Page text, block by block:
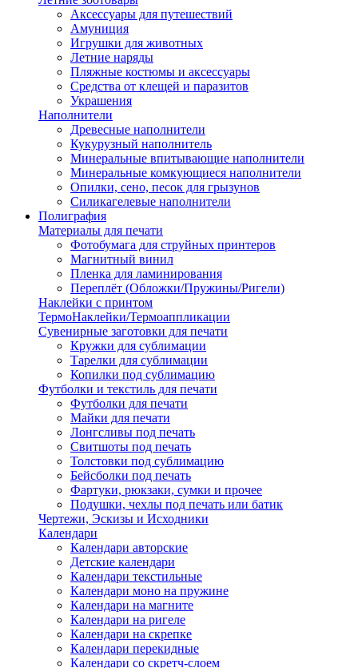
Аксессуары для путешествий
Амуниция
Игрушки для животных
Летние наряды
Пляжные костюмы и аксессуары
Средства от клещей и паразитов
Украшения
Наполнители
Древесные наполнители
Кукурузный наполнитель
Минеральные впитывающие наполнители
Минеральные комкующиеся наполнители
Опилки, сено, песок для грызунов
Силикагелевые наполнители
Полиграфия
Материалы для печати
Фотобумага для струйных принтеров
Магнитный винил
Пленка для ламинирования
Переплёт (Обложки/Пружины/Ригели)
Наклейки с принтом
ТермоНаклейки/Термоаппликации
Сувенирные заготовки для печати
Кружки для сублимации
Тарелки для сублимации
Копилки под сублимацию
Футболки и текстиль для печати
Футболки для печати
Майки для печати
Лонгсливы под печать
Свитшоты под печать
Толстовки под сублимацию
Бейсболки под печать
Фартуки, рюкзаки, сумки и прочее
Подушки, чехлы под печать или батик
Чертежи, Эскизы и Исходники
Календари
Календари авторские
Детские календари
Календари текстильные
Календари моно на пружине
Календари на магните
Календари на ригеле
Календари на скрепке
Календари перекидные
Календари со скретч-слоем